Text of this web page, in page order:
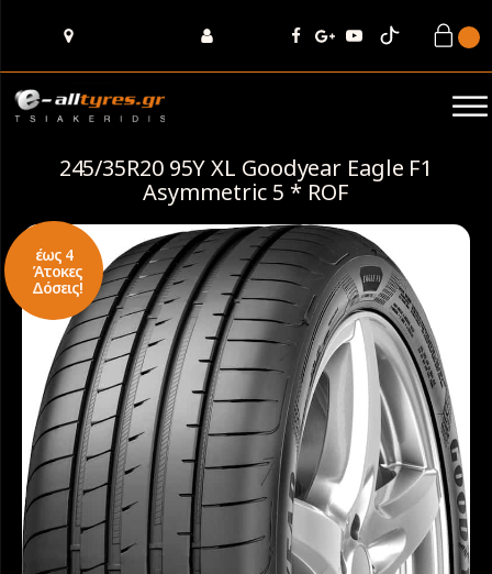
245/35R20 95Y XL Goodyear Eagle F1
Asymmetric 5 * ROF
έως 4
Άτοκες
Δόσεις!